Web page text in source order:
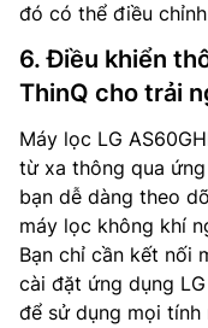
đó có thể điều
6. Điều khiển
ThinQ cho trải
Máy lọc LG
từ xa thông qua
bạn dễ dàng theo
máy lọc không khí
Bạn chỉ cần kết nối
cài đặt ứng dụng
để sử dụng mọi